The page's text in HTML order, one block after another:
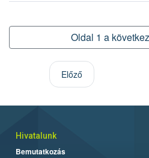
Oldal 1 a
Előző
Hivatalunk
Bemutatkozás